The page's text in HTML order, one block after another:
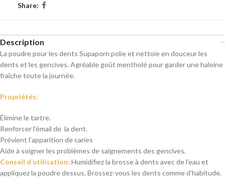
Share:
Description
La poudre pour les dents Supaporn polie et nettoie en douceur les
dents et les gencives. Agréable goût mentholé pour garder une haleine
fraîche toute la journée.
Propriétés:
Élimine le tartre.
Renforcer l’émail de la dent.
Prévient l’apparition de caries
Aide à soigner les problèmes de saignements des gencives.
Conseil d’utilisation: Humidifiez la brosse à dents avec de l’eau et
appliquez la poudre dessus. Brossez-vous les dents comme d’habitude.